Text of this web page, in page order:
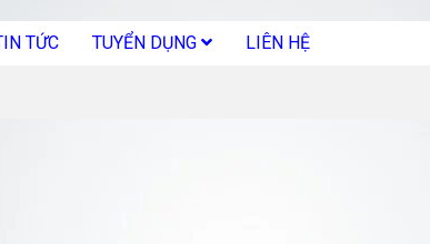
TỨC TUYỂN DỤNG LIÊN HỆ